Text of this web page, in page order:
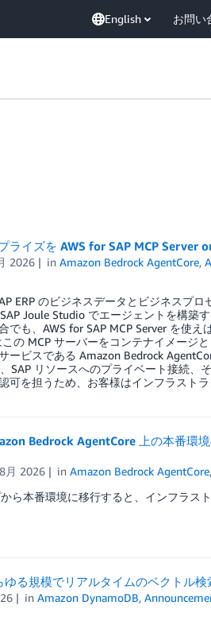
English お問い
ライズを AWS for SAP MCP Server
2026 inAmazon Bedrock AgentCore,
ERP のビジネスデータとビジネスプ
Joule Studio でエージェントを構築
でも、AWS for SAP MCP Server を使
の MCP サーバーをコンテナイメージ
ービスである Amazon Bedrock
SAP リソースへのプライベート接続
可を担うため、お客様はインフラスト
Bedrock AgentCore 上の本番環
月 2026 inAmazon Bedrock AgentCore,
ら本番環境に移行すると、インフラ
る規模でリアルタイムのベクトル
inAmazon DynamoDB,